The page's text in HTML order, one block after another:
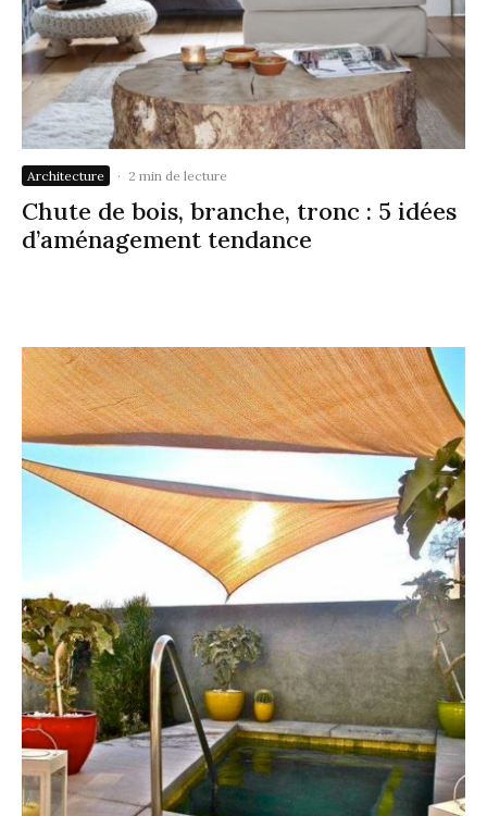
Architecture · 2 min de lecture
Chute de bois, branche, tronc : 5 idées
d’aménagement tendance